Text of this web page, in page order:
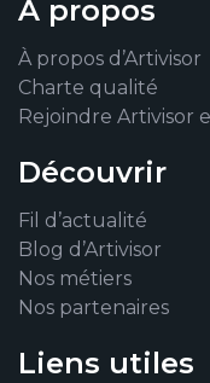
À propos
À propos d’Artivisor
Charte qualité
Rejoindre Artivisor
Découvrir
Fil d’actualité
Blog d’Artivisor
Nos métiers
Nos partenaires
Liens utiles